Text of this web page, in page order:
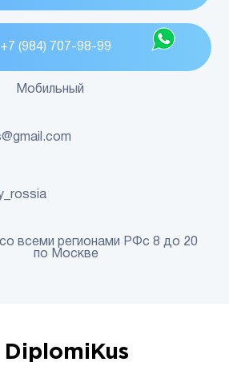
DiplomiKus
+7 (984) 707-98-99
Мобильный
всеми регионами РФс 8 до 20
по Москве